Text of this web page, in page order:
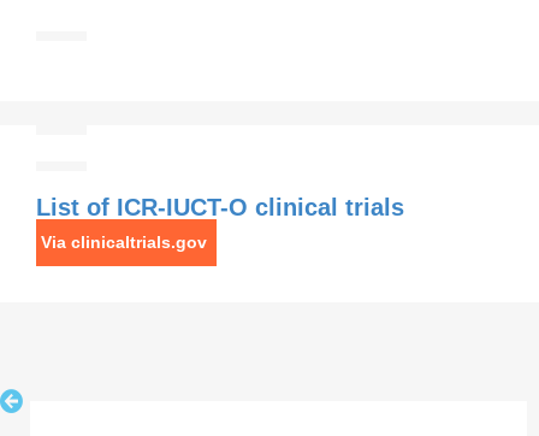
List of ICR-IUCT-O clinical trials
Via clinicaltrials.gov